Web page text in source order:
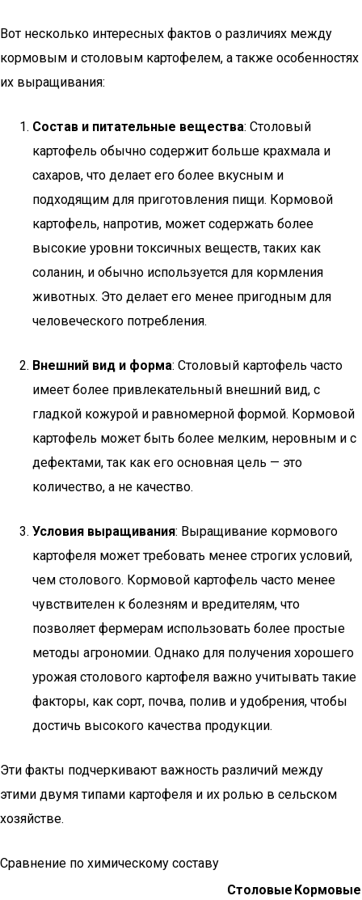
Вот несколько интересных фактов о различиях между
кормовым и столовым картофелем, а также особенностях
их выращивания:
Состав и питательные вещества: Столовый
картофель обычно содержит больше крахмала и
сахаров, что делает его более вкусным и
подходящим для приготовления пищи. Кормовой
картофель, напротив, может содержать более
высокие уровни токсичных веществ, таких как
соланин, и обычно используется для кормления
животных. Это делает его менее пригодным для
человеческого потребления.
Внешний вид и форма: Столовый картофель часто
имеет более привлекательный внешний вид, с
гладкой кожурой и равномерной формой. Кормовой
картофель может быть более мелким, неровным и с
дефектами, так как его основная цель — это
количество, а не качество.
Условия выращивания: Выращивание кормового
картофеля может требовать менее строгих условий,
чем столового. Кормовой картофель часто менее
чувствителен к болезням и вредителям, что
позволяет фермерам использовать более простые
методы агрономии. Однако для получения хорошего
урожая столового картофеля важно учитывать такие
факторы, как сорт, почва, полив и удобрения, чтобы
достичь высокого качества продукции.
Эти факты подчеркивают важность различий между
этими двумя типами картофеля и их ролью в сельском
хозяйстве.
Сравнение по химическому составу
Столовые Кормовые